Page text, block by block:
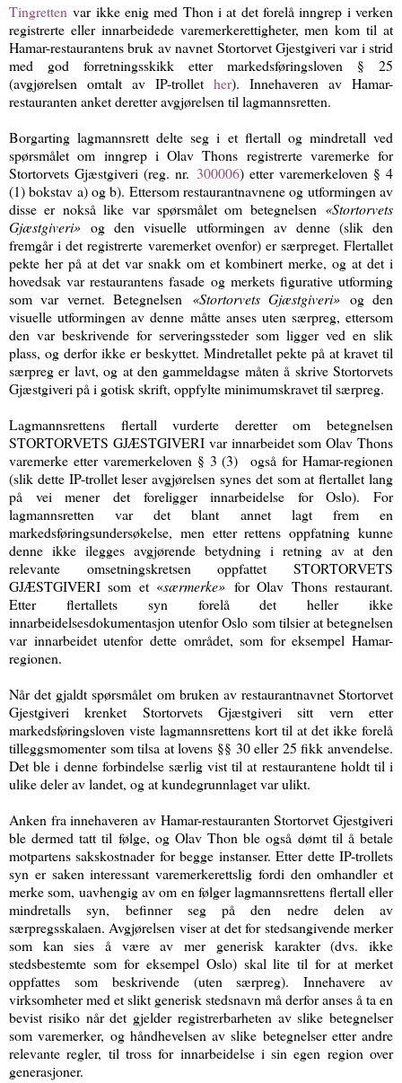
Tingretten var ikke enig med Thon i at det forelå inngrep i verken
registrerte eller innarbeidede varemerkerettigheter, men kom til at
Hamar-restaurantens bruk av navnet Stortorvet Gjestgiveri var i strid
med god forretningsskikk etter markedsføringsloven § 25
(avgjørelsen omtalt av IP-trollether). Innehaveren av Hamar-
restauranten anket deretter avgjørelsen til lagmannsretten.
Borgarting lagmannsrett delte seg i et flertall og mindretall ved
spørsmålet om inngrep i Olav Thons registrerte varemerke for
Stortorvets Gjæstgiveri (reg. nr. 300006) etter varemerkeloven § 4
(1) bokstav a) og b). Ettersom restaurantnavnene og utformingen av
disse er nokså like var spørsmålet om betegnelsen «Stortorvets
Gjæstgiveri»og den visuelle utformingen av denne (slik den
fremgår i det registrerte varemerket ovenfor) er særpreget. Flertallet
pekte her på at det var snakk om et kombinert merke, og at det i
hovedsak var restaurantens fasade og merkets figurative utforming
som var vernet. Betegnelsen «Stortorvets Gjæstgiveri» og den
visuelle utformingen av denne måtte anses uten særpreg, ettersom
den var beskrivende for serveringssteder som ligger ved en slik
plass, og derfor ikke er beskyttet. Mindretallet pekte på at kravet til
særpreg er lavt, og at den gammeldagse måten å skrive Stortorvets
Gjæstgiveri på i gotisk skrift, oppfylte minimumskravet til særpreg.
Lagmannsrettens flertall vurderte deretter om betegnelsen
STORTORVETS GJÆSTGIVERI var innarbeidet som Olav Thons
varemerke etter varemerkeloven § 3 (3) også for Hamar-regionen
(slik dette IP-trollet leser avgjørelsen synes det som at flertallet lang
på vei mener det foreligger innarbeidelse for Oslo). For
lagmannsretten var det blant annet lagt frem en
markedsføringsundersøkelse, men etter rettens oppfatning kunne
denne ikke ilegges avgjørende betydning i retning av at den
relevante omsetningskretsen oppfattet STORTORVETS
GJÆSTGIVERI som et «særmerke» for Olav Thons restaurant.
Etter flertallets syn forelå det heller ikke
innarbeidelsesdokumentasjon utenfor Oslo som tilsier at betegnelsen
var innarbeidet utenfor dette området, som for eksempel Hamar-
regionen.
Når det gjaldt spørsmålet om bruken av restaurantnavnet Stortorvet
Gjestgiveri krenket Stortorvets Gjæstgiveri sitt vern etter
markedsføringsloven viste lagmannsrettens kort til at det ikke forelå
tilleggsmomenter som tilsa at lovens §§ 30 eller 25 fikk anvendelse.
Det ble i denne forbindelse særlig vist til at restaurantene holdt til i
ulike deler av landet, og at kundegrunnlaget var ulikt.
Anken fra innehaveren av Hamar-restauranten Stortorvet Gjestgiveri
ble dermed tatt til følge, og Olav Thon ble også dømt til å betale
motpartens sakskostnader for begge instanser. Etter dette IP-trollets
syn er saken interessant varemerkerettslig fordi den omhandler et
merke som, uavhengig av om en følger lagmannsrettens flertall eller
mindretalls syn, befinner seg på den nedre delen av
særpregsskalaen. Avgjørelsen viser at det for stedsangivende merker
som kan sies å være av mer generisk karakter (dvs. ikke
stedsbestemte som for eksempel Oslo) skal lite til for at merket
oppfattes som beskrivende (uten særpreg). Innehavere av
virksomheter med et slikt generisk stedsnavn må derfor anses å ta en
bevist risiko når det gjelder registrerbarheten av slike betegnelser
som varemerker, og håndhevelsen av slike betegnelser etter andre
relevante regler, til tross for innarbeidelse i sin egen region over
generasjoner.